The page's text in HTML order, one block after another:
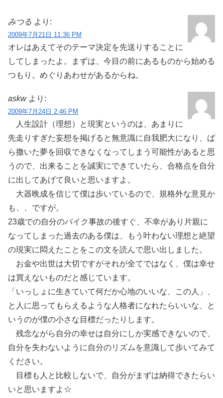
みつる より:
2009年7月21日 11:36 PM
オレはあえてそのテーマ決定を先送りすることに
してしまったよ。まずは、今目の前にあるものから始める
つもり。めぐりあわせがあるからね。
askw より:
2009年7月24日 2:46 PM
人生設計（理想）と現実というのは、あまりに
先走りすぎた妄想を掲げると無意識に自我肥大になり、ば
ら撒いた夢を回収できなくなってしまう可能性があると思
うので、出来ることを誠実にできていたら、合格点を自分
に出してあげて良いと思いますよ。
大器晩成を信じて僕は歩いているので、規格外な意見か
も、、ですが。
23歳での自分のバイク事故の後すぐ、不幸があり片親に
なってしまった過去のある僕は、もう叶わない理想と絶望
の現実に悶えたことをこの文を読んで思い出しました。
お金や出世は大切ですがそれが全てではなく、僕は幸せ
は買えないものだと感じています。
「いっしょに生きていて何だか心地のいいな、この人」、
と人に思ってもらえるような人格者になれたらいいな、と
いうのが僕の小さな目標だったりします。
残念ながら自分の幸せは自分にしか実感できないので、
自分を失わないように自分のリズムを意識して歩いてみて
ください。
目標も人と比較しないで、自分がまずは納得できたらい
いと思いますよ☆